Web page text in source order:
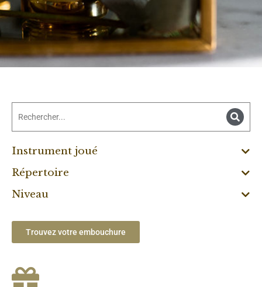
Instrument joué
Répertoire
Niveau
Trouvez votre embouchure